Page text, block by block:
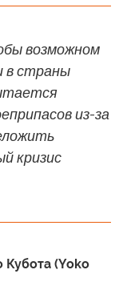
возможном
в страны
из-за
кризис
Кубота (Yoko